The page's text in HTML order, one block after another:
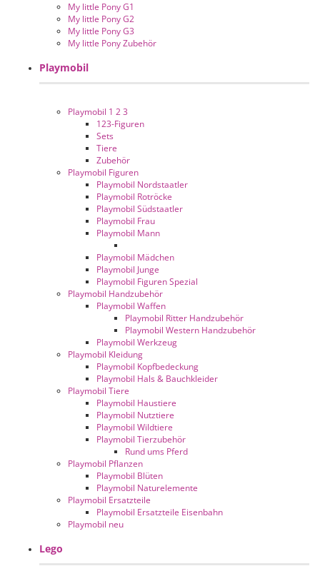
My little Pony G1
My little Pony G2
My little Pony G3
My little Pony Zubehör
Playmobil
Playmobil 1 2 3
123-Figuren
Sets
Tiere
Zubehör
Playmobil Figuren
Playmobil Nordstaatler
Playmobil Rotröcke
Playmobil Südstaatler
Playmobil Frau
Playmobil Mann
Playmobil Mädchen
Playmobil Junge
Playmobil Figuren Spezial
Playmobil Handzubehör
Playmobil Waffen
Playmobil Ritter Handzubehör
Playmobil Western Handzubehör
Playmobil Werkzeug
Playmobil Kleidung
Playmobil Kopfbedeckung
Playmobil Hals & Bauchkleider
Playmobil Tiere
Playmobil Haustiere
Playmobil Nutztiere
Playmobil Wildtiere
Playmobil Tierzubehör
Rund ums Pferd
Playmobil Pflanzen
Playmobil Blüten
Playmobil Naturelemente
Playmobil Ersatzteile
Playmobil Ersatzteile Eisenbahn
Playmobil neu
Lego